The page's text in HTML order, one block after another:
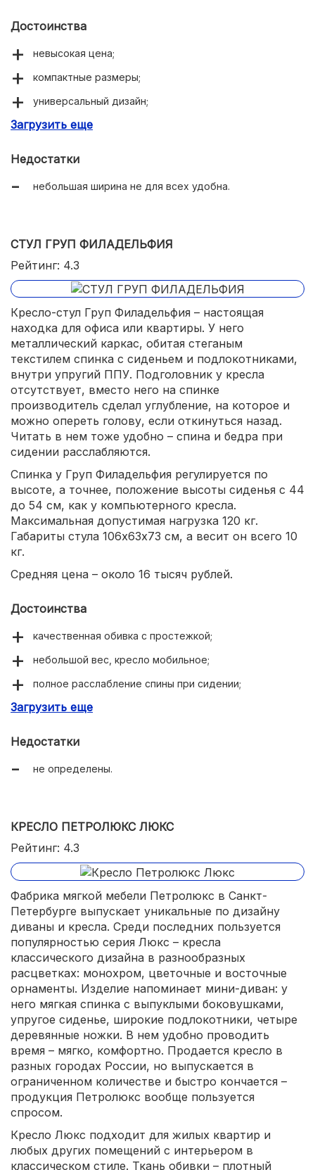
Достоинства
невысокая цена;
компактные размеры;
универсальный дизайн;
ткань микрошенилл легко чистится.
Загрузить еще
Недостатки
небольшая ширина не для всех удобна.
СТУЛ ГРУП ФИЛАДЕЛЬФИЯ
Рейтинг: 4.3
Кресло-стул Груп Филадельфия – настоящая
находка для офиса или квартиры. У него
металлический каркас, обитая стеганым
текстилем спинка с сиденьем и подлокотниками,
внутри упругий ППУ. Подголовник у кресла
отсутствует, вместо него на спинке
производитель сделал углубление, на которое и
можно опереть голову, если откинуться назад.
Читать в нем тоже удобно – спина и бедра при
сидении расслабляются.
Спинка у Груп Филадельфия регулируется по
высоте, а точнее, положение высоты сиденья с 44
до 54 см, как у компьютерного кресла.
Максимальная допустимая нагрузка 120 кг.
Габариты стула 106х63х73 см, а весит он всего 10
кг.
Средняя цена – около 16 тысяч рублей.
Достоинства
качественная обивка с простежкой;
небольшой вес, кресло мобильное;
полное расслабление спины при сидении;
регулируемая высота сиденья.
Загрузить еще
Недостатки
не определены.
КРЕСЛО ПЕТРОЛЮКС ЛЮКС
Рейтинг: 4.3
Фабрика мягкой мебели Петролюкс в Санкт-
Петербурге выпускает уникальные по дизайну
диваны и кресла. Среди последних пользуется
популярностью серия Люкс – кресла
классического дизайна в разнообразных
расцветках: монохром, цветочные и восточные
орнаменты. Изделие напоминает мини-диван: у
него мягкая спинка с выпуклыми боковушками,
упругое сиденье, широкие подлокотники, четыре
деревянные ножки. В нем удобно проводить
время – мягко, комфортно. Продается кресло в
разных городах России, но выпускается в
ограниченном количестве и быстро кончается –
продукция Петролюкс вообще пользуется
спросом.
Кресло Люкс подходит для жилых квартир и
любых других помещений с интерьером в
классическом стиле. Ткань обивки – плотный